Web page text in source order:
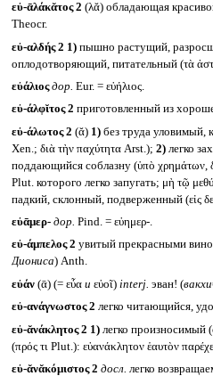
εὐ-ᾱλάκᾰτος 2 (λᾰ) обладающая
Theocr.
εὐ-αλδής 2 1)пышно растущий,
оплодотворяющий, питательный (τὰ
εὐάλιος дор. Eur. = εὐήλιος.
εὐ-άλφῐτος 2 приготовленный из
εὐ-άλωτος 2 (ᾰ) 1)без труда уловимый,
Xen.; διὰ τὴν παχύτητα Arst.); 2)легко
поддающийся соблазну (ὑπὸ χρημάτων,
Plut. которого легко запугать; μὴ τῷ
падкий, склонный, подверженный (εἰς
εὐᾱμερ- дор. Pind. = εὐημερ-.
εὐ-άμπελος 2 увитый прекрасными
Диониса) Anth.
εὐάν(ᾱ) (= εὖα и εὐοῖ) interj. эван! (
εὐ-ανάγνωστος 2 легко читающийся,
εὐ-ᾰνάκλητος 2 1)легко произносимый
(πρός τι Plut.): εὐανάκλητον ἑαυτὸν
εὐ-ᾰνᾰκόμιστος 2 досл. легко